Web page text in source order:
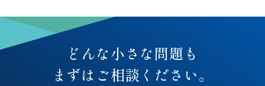
どんな小さな問題も
まずはご相談ください。